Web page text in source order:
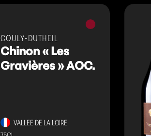
Vins
COULY-DUTHEIL
Chinon « Les
Gravières » AOC.
VALLEE DE LA LOIRE